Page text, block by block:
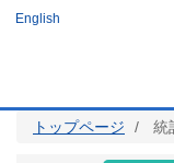
ツ
English
トップページ 統